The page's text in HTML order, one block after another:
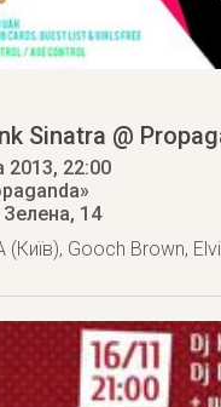
Sinatra @
2013, 22:00
Зелена, 14
(Київ), Gooch Brown,